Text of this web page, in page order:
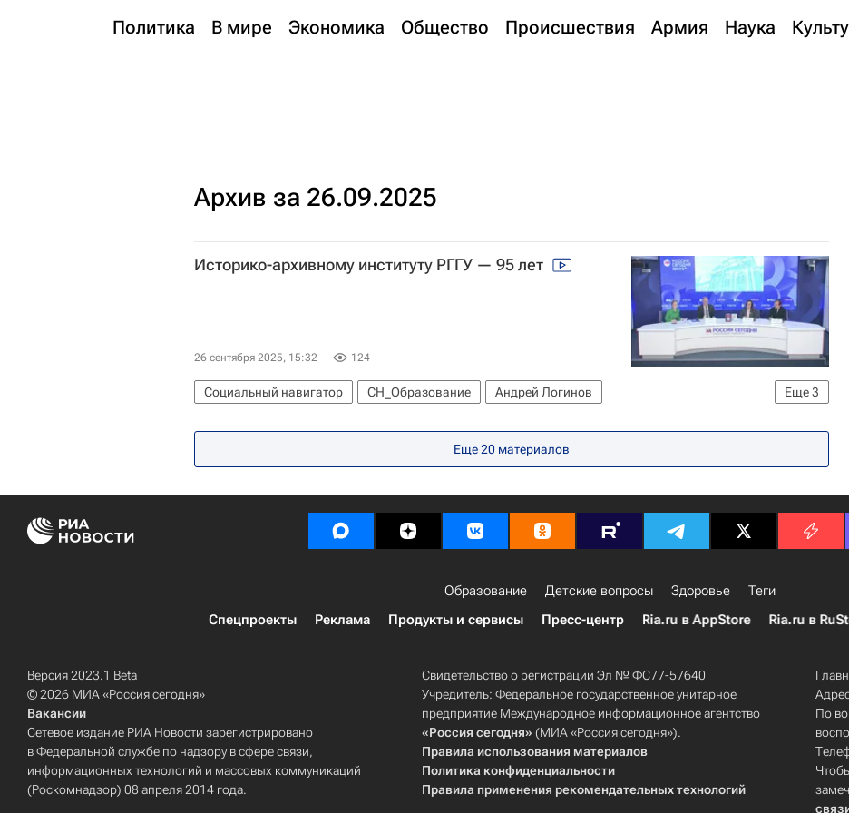
Политика В мире Экономика Общество Происшествия Армия Наука
Архив за 26.09.2025
Историко-архивному институту РГГУ — 95 лет
26 сентября 2025, 15:32 124
Еще3
Социальный навигатор СН_Образование
Андрей Логинов
Еще 20 материалов
Образование Детские вопросы Здоровье
Теги
Спецпроекты
Реклама Продукты и сервисы Пресс-центр Ria.ru в AppStore Ria.ru в
Версия 2023.1 Beta
© 2026 МИА «Россия сегодня»
Вакансии
Сетевое издание РИА Новости зарегистрировано
в Федеральной службе по надзору в сфере связи,
информационных технологий и массовых коммуникаций
(Роскомнадзор) 08 апреля 2014 года.
Свидетельство о регистрации Эл № ФС77-57640
Учредитель: Федеральное государственное унитарное
предприятие Международное информационное агентство
«Россия сегодня» (МИА «Россия сегодня»).
Правила использования материалов
Политика конфиденциальности
Правила применения рекомендательных технологий
По